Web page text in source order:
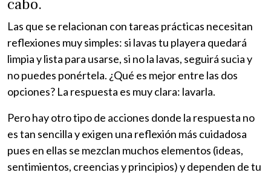
cabo.
Las que se relacionan con tareas prácticas necesitan
reflexiones muy simples: si lavas tu playera quedará
limpia y lista para usarse, si no la lavas, seguirá sucia y
no puedes ponértela. ¿Qué es mejor entre las dos
opciones? La respuesta es muy clara: lavarla.
Pero hay otro tipo de acciones donde la respuesta no
es tan sencilla y exigen una reflexión más cuidadosa
pues en ellas se mezclan muchos elementos (ideas,
sentimientos, creencias y principios) y dependen de tu